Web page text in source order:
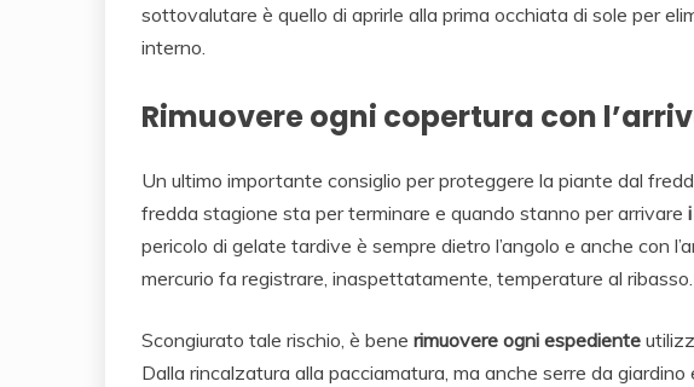
sottovalutare è quello di aprirle alla prima occhiata di sole per
interno.
Rimuovere ogni copertura con
Un ultimo importante consiglio per proteggere la piante dal
fredda stagione sta per terminare e quando stanno per arrivare
pericolo di gelate tardive è sempre dietro l’angolo e anche con
mercurio fa registrare, inaspettatamente, temperature al ribasso.
Scongiurato tale rischio, è bene rimuovere ogni espediente
Dalla rincalzatura alla pacciamatura, ma anche serre da